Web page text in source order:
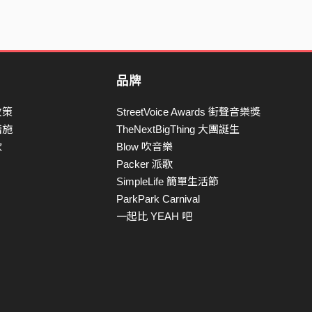
策
施
品牌
StreetVoice Awards 街聲音樂獎
TheNextBigThing 大團誕生
Blow 吹音樂
Packer 派歌
SimpleLife 簡單生活節
ParkPark Carnival
一起比 YEAH 吧